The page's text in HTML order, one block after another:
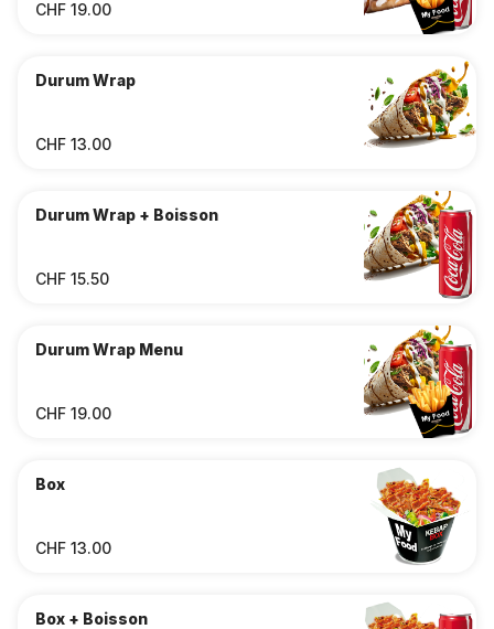
CHF 19.00
Durum Wrap
CHF 13.00
Durum Wrap + Boisson
CHF 15.50
Durum Wrap Menu
CHF 19.00
Box
CHF 13.00
Box + Boisson